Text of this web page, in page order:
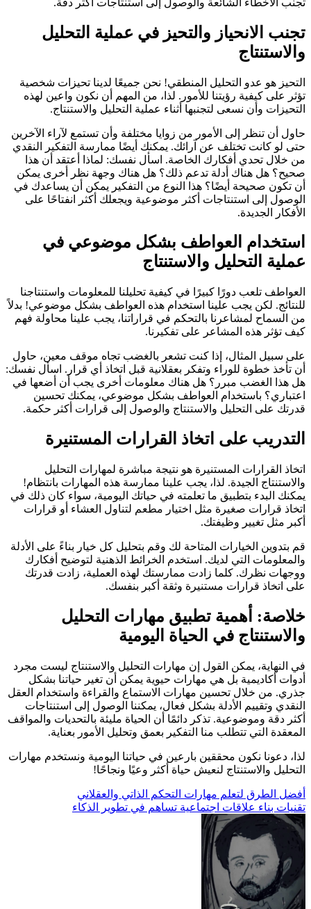
تجنب الانحياز والتحيز في عملية التحليل
والاستنتاج
التحيز هو عدو التحليل المنطقي! نحن جميعًا لدينا تحيزات شخصية
تؤثر على كيفية رؤيتنا للأمور. لذا، من المهم أن نكون واعين لهذه
التحيزات وأن نسعى لتجنبها أثناء عملية التحليل والاستنتاج.
حاول أن تنظر إلى الأمور من زوايا مختلفة وأن تستمع لآراء الآخرين
حتى لو كانت تختلف عن آرائك. يمكنك أيضًا ممارسة التفكير النقدي
من خلال تحدي أفكارك الخاصة. اسأل نفسك: لماذا أعتقد أن هذا
صحيح؟ هل هناك أدلة تدعم ذلك؟ هل هناك وجهة نظر أخرى يمكن
أن تكون صحيحة أيضًا؟ هذا النوع من التفكير يمكن أن يساعدك في
الوصول إلى استنتاجات أكثر موضوعية ويجعلك أكثر انفتاحًا على
الأفكار الجديدة.
استخدام العواطف بشكل موضوعي في
عملية التحليل والاستنتاج
العواطف تلعب دورًا كبيرًا في كيفية تحليلنا للمعلومات واستنتاجنا
للنتائج. لكن يجب علينا استخدام هذه العواطف بشكل موضوعي! بدلاً
من السماح لمشاعرنا بالتحكم في قراراتنا، يجب علينا محاولة فهم
كيف تؤثر هذه المشاعر على تفكيرنا.
على سبيل المثال، إذا كنت تشعر بالغضب تجاه موقف معين، حاول
أن تأخذ خطوة للوراء وتفكر بعقلانية قبل اتخاذ أي قرار. اسأل نفسك:
هل هذا الغضب مبرر؟ هل هناك معلومات أخرى يجب أن أضعها في
اعتباري؟ باستخدام العواطف بشكل موضوعي، يمكنك تحسين
قدرتك على التحليل والاستنتاج والوصول إلى قرارات أكثر حكمة.
التدريب على اتخاذ القرارات المستنيرة
اتخاذ القرارات المستنيرة هو نتيجة مباشرة لمهارات التحليل
والاستنتاج الجيدة. لذا، يجب علينا ممارسة هذه المهارات بانتظام!
يمكنك البدء بتطبيق ما تعلمته في حياتك اليومية، سواء كان ذلك في
اتخاذ قرارات صغيرة مثل اختيار مطعم لتناول العشاء أو قرارات
أكبر مثل تغيير وظيفتك.
قم بتدوين الخيارات المتاحة لك وقم بتحليل كل خيار بناءً على الأدلة
والمعلومات التي لديك. استخدم الخرائط الذهنية لتوضيح أفكارك
ووجهات نظرك. كلما زادت ممارستك لهذه العملية، زادت قدرتك
على اتخاذ قرارات مستنيرة وثقة أكبر بنفسك.
خلاصة: أهمية تطبيق مهارات التحليل
والاستنتاج في الحياة اليومية
في النهاية، يمكن القول إن مهارات التحليل والاستنتاج ليست مجرد
أدوات أكاديمية بل هي مهارات حيوية يمكن أن تغير حياتنا بشكل
جذري. من خلال تحسين مهارات الاستماع والقراءة واستخدام العقل
النقدي وتقييم الأدلة بشكل فعال، يمكننا الوصول إلى استنتاجات
أكثر دقة وموضوعية. تذكر دائمًا أن الحياة مليئة بالتحديات والمواقف
المعقدة التي تتطلب منا التفكير بعمق وتحليل الأمور بعناية.
لذا، دعونا نكون محققين بارعين في حياتنا اليومية ونستخدم مهارات
التحليل والاستنتاج لنعيش حياة أكثر وعيًا ونجاحًا!
تصفّح
المقالات
أفضل الطرق لتعلم مهارات التحكم الذاتي والعقلاني
تقنيات بناء علاقات اجتماعية تساهم في تطوير الذكاء